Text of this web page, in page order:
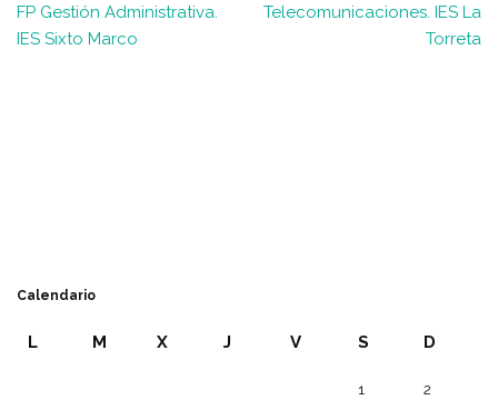
FP Gestión Administrativa.
IES Sixto Marco
Telecomunicaciones. IES La
Torreta
Calendario
L M X J V S D
1 2